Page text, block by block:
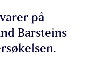
på
Barsteins